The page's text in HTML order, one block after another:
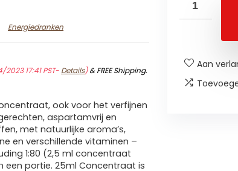
Energiedranken
17:41 PST- Details)&FREE Shipping.
ook voor het verfijnen
aspartamvrij en
met natuurlijke aroma’s,
en verschillende vitaminen –
1:80 (2,5 ml concentraat
een portie. 25ml Concentraat is
Aan